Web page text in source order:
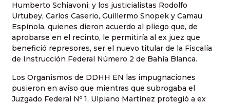
Humberto Schiavoni; y los justicialistas Rodolfo
Urtubey, Carlos Caserio, Guillermo Snopek y Camau
Espínola, quienes dieron acuerdo al pliego que, de
aprobarse en el recinto, le permitiría al ex juez que
benefició represores, ser el nuevo titular de la Fiscalía
de Instrucción Federal Número 2 de Bahía Blanca.
Los Organismos de DDHH EN las impugnaciones
pusieron en aviso que mientras que subrogaba el
Juzgado Federal Nº 1, Ulpiano Martínez protegió a ex